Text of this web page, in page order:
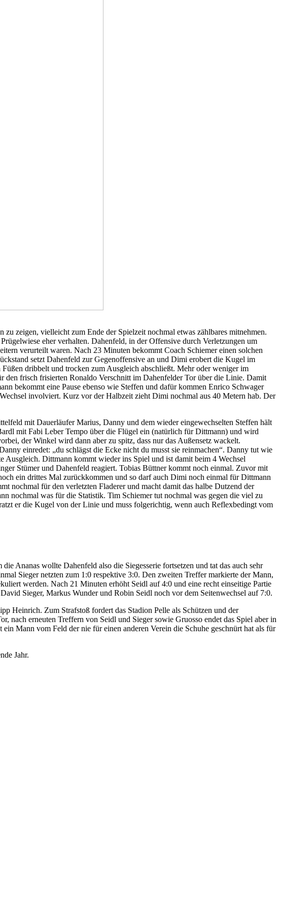
zeigen, vielleicht zum Ende der Spielzeit nochmal etwas zählbares mitnehmen.
eher verhalten. Dahenfeld, in der Offensive durch Verletzungen um
verurteilt waren. Nach 23 Minuten bekommt Coach Schiemer einen solchen
setzt Dahenfeld zur Gegenoffensive an und Dimi erobert die Kugel im
dribbelt und trocken zum Ausgleich abschließt. Mehr oder weniger im
den frisch frisierten Ronaldo Verschnitt im Dahenfelder Tor über die Linie. Damit
bekommt eine Pause ebenso wie Steffen und dafür kommen Enrico Schwager
involviert. Kurz vor der Halbzeit zieht Dimi nochmal aus 40 Metern hab. Der
mit Dauerläufer Marius, Danny und dem wieder eingewechselten Steffen hält
mit Fabi Leber Tempo über die Flügel ein (natürlich für Dittmann) und wird
der Winkel wird dann aber zu spitz, dass nur das Außensetz wackelt.
einredet: „du schlägst die Ecke nicht du musst sie reinmachen“. Danny tut wie
Dittmann kommt wieder ins Spiel und ist damit beim 4 Wechsel
Stümer und Dahenfeld reagiert. Tobias Büttner kommt noch einmal. Zuvor mit
ein drittes Mal zurückkommen und so darf auch Dimi noch einmal für Dittmann
nochmal für den verletzten Fladerer und macht damit das halbe Dutzend der
nochmal was für die Statistik. Tim Schiemer tut nochmal was gegen die viel zu
er die Kugel von der Linie und muss folgerichtig, wenn auch Reflexbedingt vom
Ananas wollte Dahenfeld also die Siegesserie fortsetzen und tat das auch sehr
Sieger netzten zum 1:0 respektive 3:0. Den zweiten Treffer markierte der Mann,
werden. Nach 21 Minuten erhöht Seidl auf 4:0 und eine recht einseitige Partie
Sieger, Markus Wunder und Robin Seidl noch vor dem Seitenwechsel auf 7:0.
Heinrich. Zum Strafstoß fordert das Stadion Pelle als Schützen und der
nach erneuten Treffern von Seidl und Sieger sowie Gruosso endet das Spiel aber in
Mann vom Feld der nie für einen anderen Verein die Schuhe geschnürt hat als für
Jahr.